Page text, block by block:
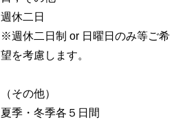
週休二日
※週休二日制 or 日曜日のみ等ご希
望を考慮します。
（その他）
夏季・冬季各５日間